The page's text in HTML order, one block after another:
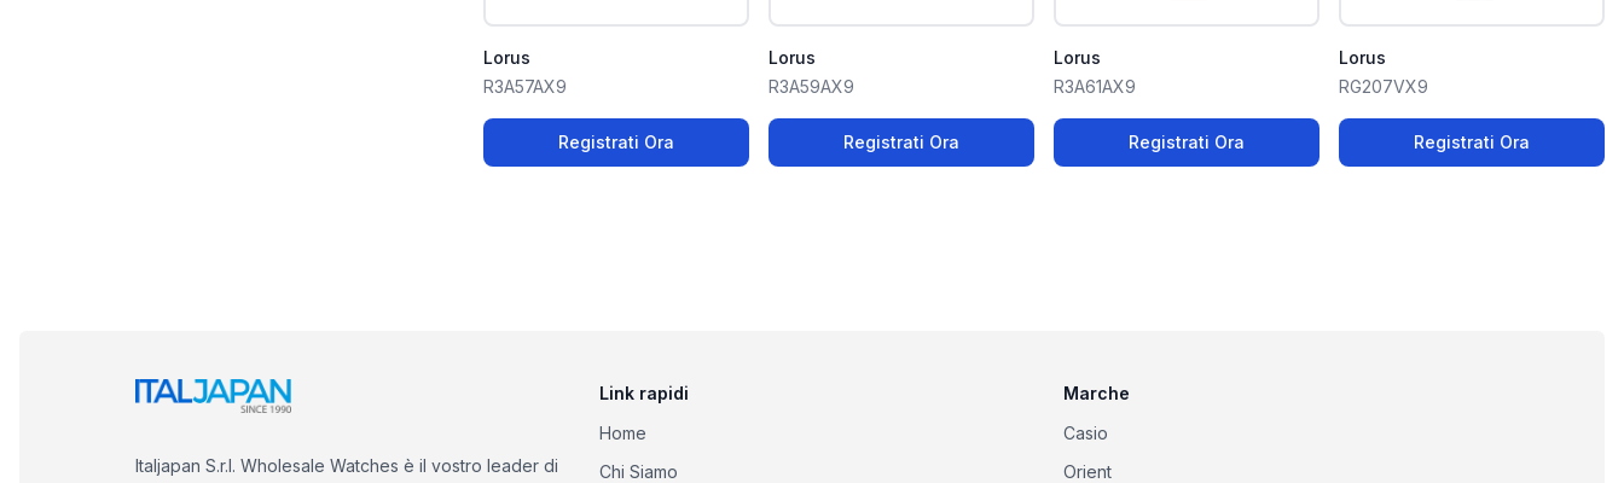
Lorus
R3A57AX9
Registrati Ora
Lorus
R3A59AX9
Registrati Ora
Lorus
R3A61AX9
Registrati Ora
Lorus
RG207VX9
Registrati Ora
Italjapan S.r.l. Wholesale Watches è il vostro leader di
Link rapidi
Home
Chi Siamo
Marche
Casio
Orient